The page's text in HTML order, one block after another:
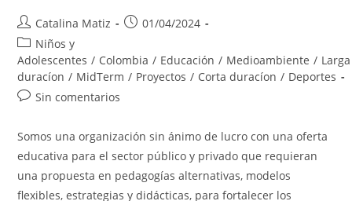
Autor
de
la
entrada:
Catalina Matiz
Publicación
la
entrada:
01/04/2024
Categoría
de
la
entrada:
Niños y
Adolescentes / Colombia / Educación / Medioambiente / Larga
duracíon / MidTerm / Proyectos / Corta duracíon / Deportes
Comentarios
entrada:
Sin comentarios
Somos una organización sin ánimo de lucro con una oferta
educativa para el sector público y privado que requieran
una propuesta en pedagogías alternativas, modelos
flexibles, estrategias y didácticas, para fortalecer los